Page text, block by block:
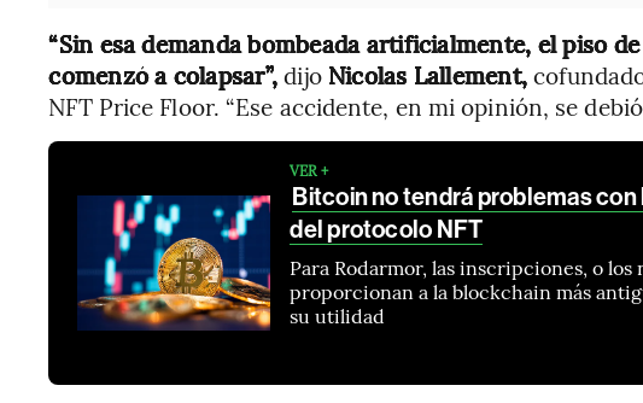
“Sin esa demanda bombeada artificialmente, el piso
comenzó a colapsar”,dijo Nicolas Lallement,
NFT Price Floor. “Ese accidente, en mi opinión, se
VER +
Bitcoin no tendrá problemas
del protocolo NFT
Para Rodarmor, las inscripciones, o
proporcionan a la blockchain más
su utilidad